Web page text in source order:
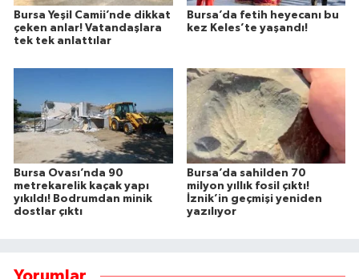
Bursa Yeşil Camii’nde dikkat
çeken anlar! Vatandaşlara
tek tek anlattılar
Bursa’da fetih heyecanı bu
kez Keles’te yaşandı!
Bursa Ovası’nda 90
metrekarelik kaçak yapı
yıkıldı! Bodrumdan minik
dostlar çıktı
Bursa’da sahilden 70
milyon yıllık fosil çıktı!
İznik’in geçmişi yeniden
yazılıyor